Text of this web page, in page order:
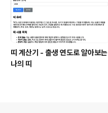
띠 계산기 - 출생 연도로 알아보는
나의 띠